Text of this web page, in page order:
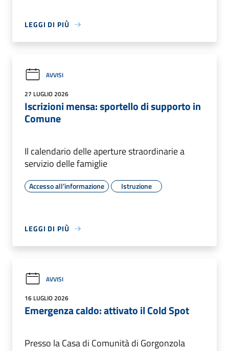
LEGGI DI PIÙ
AVVISI
27 LUGLIO 2026
Iscrizioni mensa: sportello di supporto in
Comune
Il calendario delle aperture straordinarie a
servizio delle famiglie
Accesso all'informazione Istruzione
LEGGI DI PIÙ
AVVISI
16 LUGLIO 2026
Emergenza caldo: attivato il Cold Spot
Presso la Casa di Comunità di Gorgonzola